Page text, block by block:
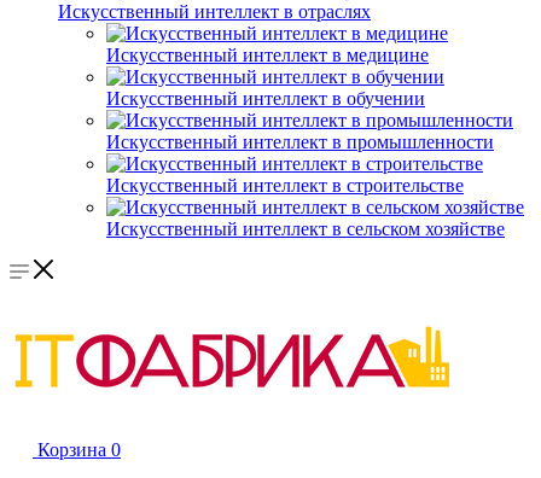
Искусственный интеллект в отраслях
Искусственный интеллект в медицине
Искусственный интеллект в обучении
Искусственный интеллект в промышленности
Искусственный интеллект в строительстве
Искусственный интеллект в сельском хозяйстве
Корзина 0